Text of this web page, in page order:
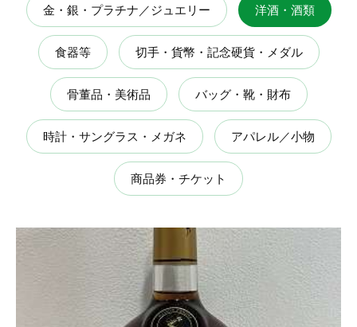
金・銀・プラチナ／ジュエリー 洋酒・酒類
食器等 切手・貨幣・記念硬貨・メダル
骨董品・美術品 バッグ・靴・財布
時計・サングラス・メガネ アパレル／小物
商品券・チケット